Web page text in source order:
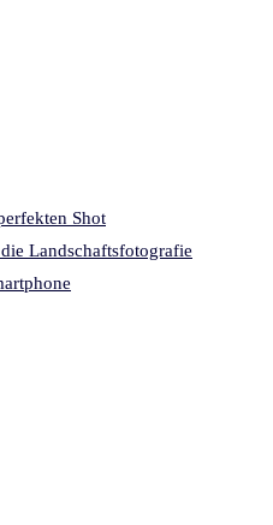
Shot
Landschaftsfotografie